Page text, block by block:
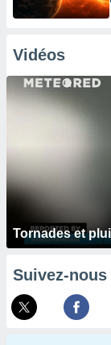
Vidéos
Tornades et
Suivez-nous